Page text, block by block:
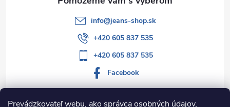
Prevádzkovateľ webu, ako správca osobných údajov,
info@jeans-shop.sk
+420 605 837 535
+420 605 837 535
Facebook